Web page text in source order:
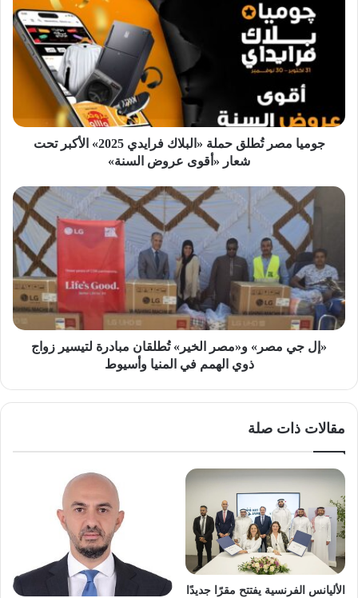
«البلاك
تحت
شعار
السنة»
جوميا مصر تُطلق حملة «البلاك فرايدي 2025» الأكبر تحت
شعار «أقوى عروض السنة»
«إل
الخير»
تُطلقان
مبادرة
لتيسير
زواج
«إل جي مصر» و«مصر الخير» تُطلقان مبادرة لتيسير زواج
ذوي الهمم في المنيا وأسيوط
مقالات ذات صلة
الأليانس الفرنسية يفتتح مقرًا جديدًا